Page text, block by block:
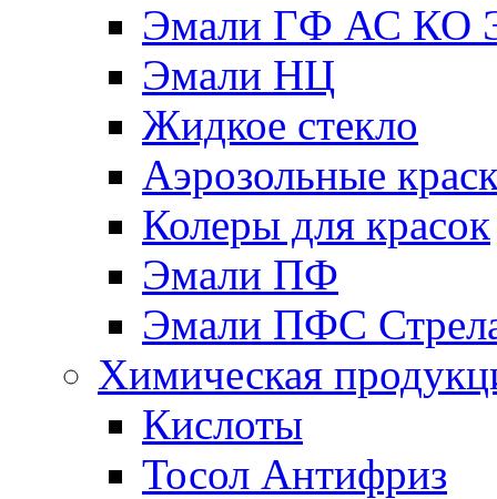
Эмали ГФ АС КО
Эмали НЦ
Жидкое стекло
Аэрозольные
Колеры для красок
Эмали ПФ
Эмали ПФС
Химическая
Кислоты
Тосол Антифриз